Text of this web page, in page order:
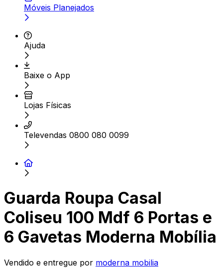
Móveis Planejados
Ajuda
Baixe o App
Lojas Físicas
Televendas 0800 080 0099
Guarda Roupa Casal
Coliseu 100 Mdf 6 Portas e
6 Gavetas Moderna Mobília
Vendido e entregue por moderna mobilia